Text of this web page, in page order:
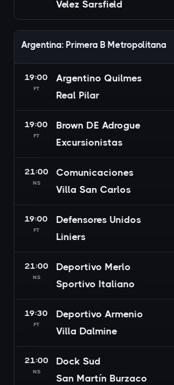
Velez Sarsfield
Argentina: Primera B Metropolitana
19:00
FT
Argentino Quilmes
Real Pilar
19:00
FT
Brown DE Adrogue
Excursionistas
21:00
NS
Comunicaciones
Villa San Carlos
19:00
FT
Defensores Unidos
Liniers
21:00
NS
Deportivo Merlo
Sportivo Italiano
19:30
FT
Deportivo Armenio
Villa Dalmine
21:00
NS
Dock Sud
San Martín Burzaco